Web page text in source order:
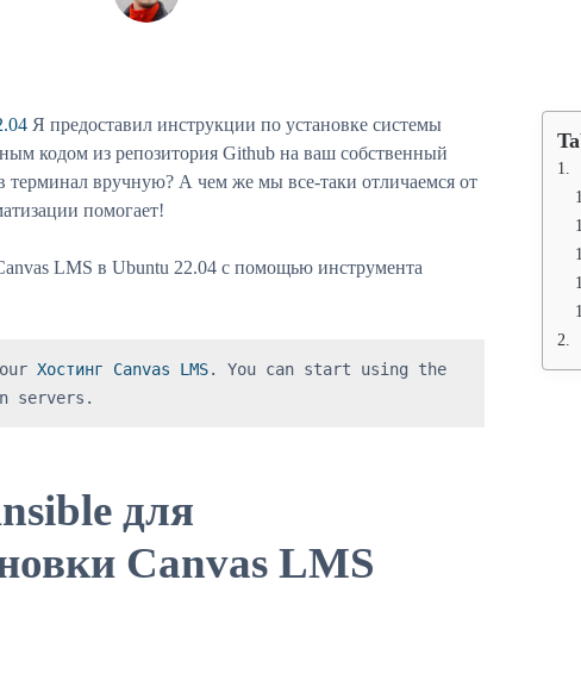
Я предоставил инструкции по установке системы
кодом из репозитория Github на ваш собственный
терминал вручную? А чем же мы все-таки отличаемся от
помогает!
LMS в Ubuntu 22.04 с помощью инструмента
Хостинг Canvas LMS. You can start using the
servers.
для
Canvas LMS